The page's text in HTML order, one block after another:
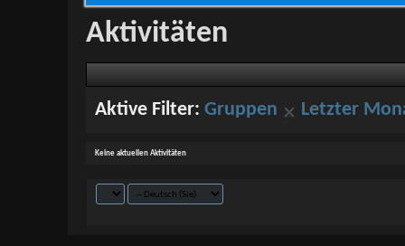
Aktivitäten
Aktive Filter: Gruppen Letzter
Keine aktuellen Aktivitäten